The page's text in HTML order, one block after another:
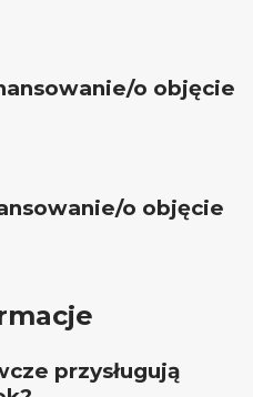
o objęcie
o objęcie
przysługują